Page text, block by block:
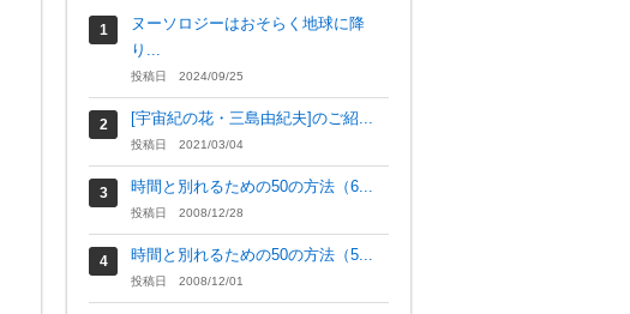
ヌーソロジーはおそらく地球に降
り...
投稿日 2024/09/25
[宇宙紀の花・三島由紀夫]のご紹...
投稿日 2021/03/04
時間と別れるための50の方法（6...
投稿日 2008/12/28
時間と別れるための50の方法（5...
投稿日 2008/12/01